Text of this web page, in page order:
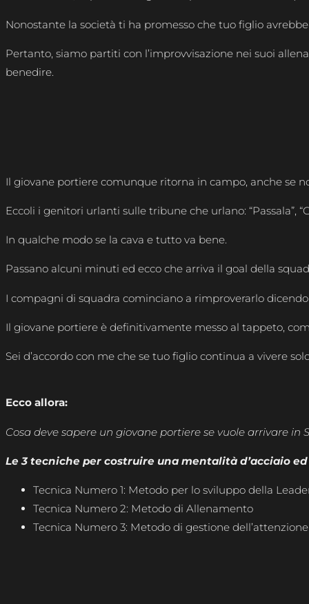
Nonostante la società ti ha promesso che tuo figlio
Pertanto, siamo partiti con l’improvvisazione nei suoi
benedire.
Il giovane portiere comunque ritorna in campo, anche se
Eccoli i genitori urlanti sulle tribune che urlano: “Passala”,
In qualche modo se la cava e tutto va bene.
Passano alcuni minuti ed ecco che arriva il goal della
I compagni di squadra cominciano a rimproverarlo
Il giovane portiere è definitivamente messo al tappeto,
Sei d’accordo con me che se tuo figlio continua a vivere
Ecco allora:
Cosa deve sapere un giovane portiere se vuole arrivare in
Le 3 tecniche per costruire una mentalità d’acciaio
Tecnica Numero 1: Metodo per lo sviluppo della
Tecnica Numero 2: Metodo di Allenamento
Tecnica Numero 3: Metodo di gestione dell’attenzione